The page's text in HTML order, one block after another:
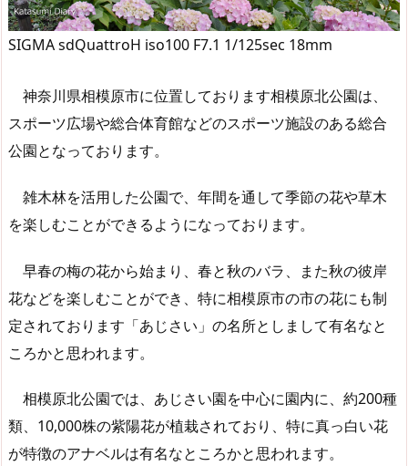
SIGMA sdQuattroH iso100 F7.1 1/125sec 18mm
神奈川県相模原市に位置しております相模原北公園は、
スポーツ広場や総合体育館などのスポーツ施設のある総合
公園となっております。
雑木林を活用した公園で、年間を通して季節の花や草木
を楽しむことができるようになっております。
早春の梅の花から始まり、春と秋のバラ、また秋の彼岸
花などを楽しむことができ、特に相模原市の市の花にも制
定されております「あじさい」の名所としまして有名なと
ころかと思われます。
相模原北公園では、あじさい園を中心に園内に、約200種
類、10,000株の紫陽花が植栽されており、特に真っ白い花
が特徴のアナベルは有名なところかと思われます。